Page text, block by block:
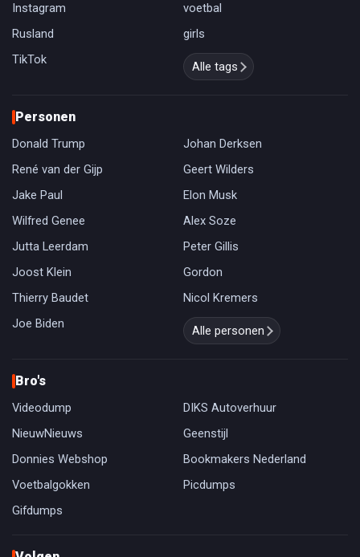
Instagram
voetbal
Rusland
girls
TikTok
Alle tags
Personen
Donald Trump
Johan Derksen
René van der Gijp
Geert Wilders
Jake Paul
Elon Musk
Wilfred Genee
Alex Soze
Jutta Leerdam
Peter Gillis
Joost Klein
Gordon
Thierry Baudet
Nicol Kremers
Joe Biden
Alle personen
Bro's
Videodump
DIKS Autoverhuur
NieuwNieuws
Geenstijl
Donnies Webshop
Bookmakers Nederland
Voetbalgokken
Picdumps
Gifdumps